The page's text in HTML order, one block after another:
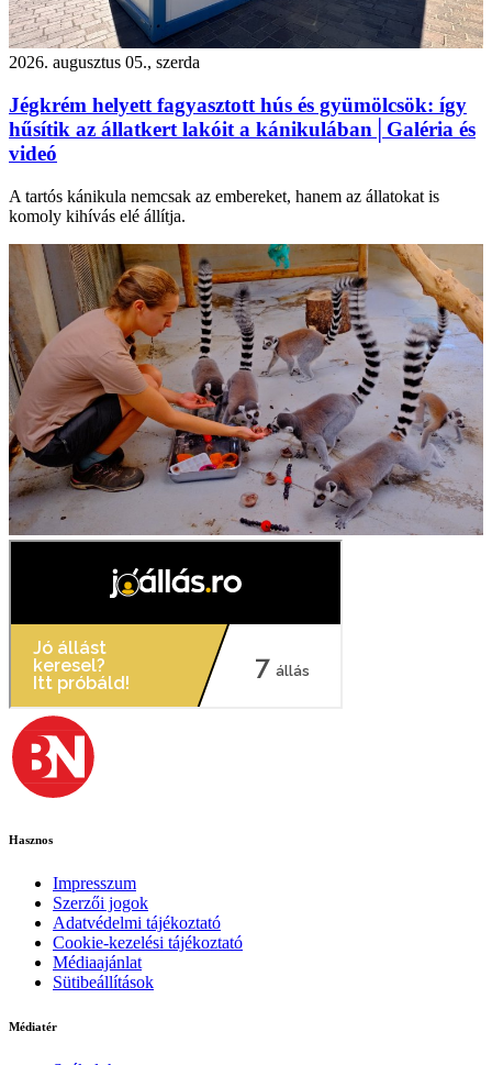
2026. augusztus 05., szerda
Jégkrém helyett fagyasztott hús és gyümölcsök: így
hűsítik az állatkert lakóit a kánikulában│Galéria és
videó
A tartós kánikula nemcsak az embereket, hanem az állatokat is
komoly kihívás elé állítja.
Hasznos
Impresszum
Szerzői jogok
Adatvédelmi tájékoztató
Cookie-kezelési tájékoztató
Médiaajánlat
Sütibeállítások
Médiatér